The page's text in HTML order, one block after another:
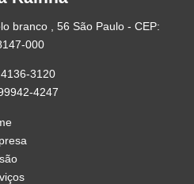
branco , 56 São Paulo - CEP:
000
3120
4247